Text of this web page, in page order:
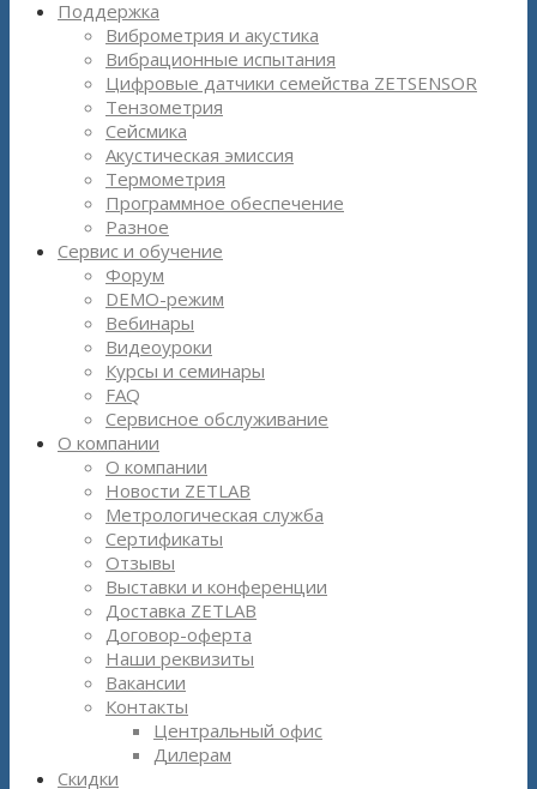
Поддержка
Виброметрия и акустика
Вибрационные испытания
Цифровые датчики семейства ZETSENSOR
Тензометрия
Сейсмика
Акустическая эмиссия
Термометрия
Программное обеспечение
Разное
Сервис и обучение
Форум
DEMO-режим
Вебинары
Видеоуроки
Курсы и семинары
FAQ
Сервисное обслуживание
О компании
О компании
Новости ZETLAB
Метрологическая служба
Сертификаты
Отзывы
Выставки и конференции
Доставка ZETLAB
Договор-оферта
Наши реквизиты
Вакансии
Контакты
Центральный офис
Дилерам
Скидки